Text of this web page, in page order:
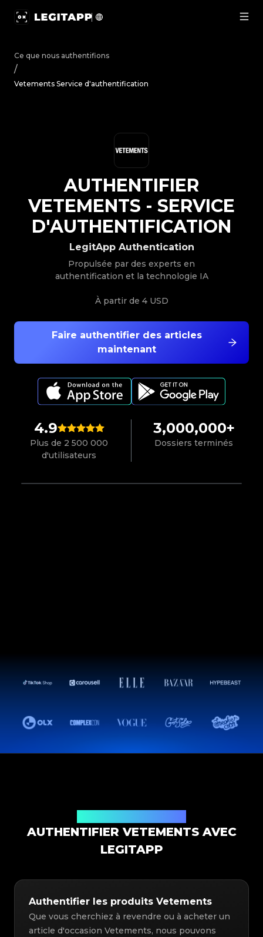
Ce que nous authentifions
/
Vetements Service d'authentification
4.9
Plus de 2 500 000
d'utilisateurs
3,000,000+
Dossiers terminés
Faire authentifier des articles
maintenant
LegitApp Authentication
Propulsée par des experts en
authentification et la technologie IA
À partir de 4 USD
AUTHENTIFIER
VETEMENTS - SERVICE
D'AUTHENTIFICATION
AUTHENTIFIER VETEMENTS AVEC
LEGITAPP
Authentifier les produits Vetements
Que vous cherchiez à revendre ou à acheter un
article d'occasion Vetements, nous pouvons